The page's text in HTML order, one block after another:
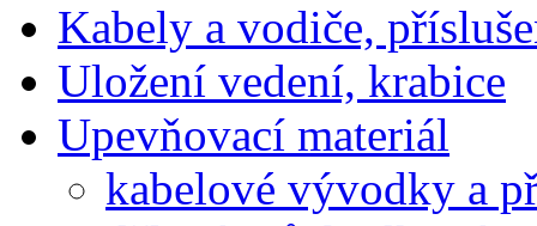
Kabely a vodiče,
Uložení vedení, krabice
Upevňovací materiál
kabelové vývodky a